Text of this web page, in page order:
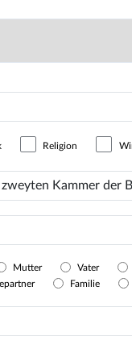
Religion
Mutter
Vater
Familie